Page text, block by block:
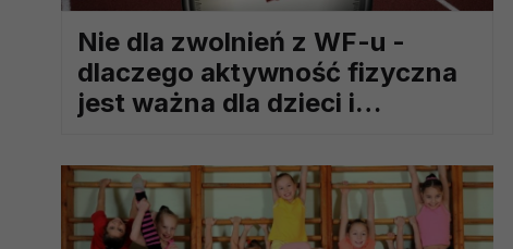
Nie dla zwolnień z WF-u -
dlaczego aktywność fizyczna
jest ważna dla dzieci i